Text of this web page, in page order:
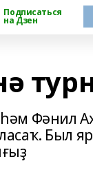
Подписаться
на Дзен
Фәнил
Был